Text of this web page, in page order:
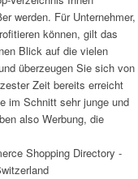
werden. Für Unternehmer,
können, gilt das
Blick auf die vielen
überzeugen Sie sich von
Zeit bereits erreicht
im Schnitt sehr junge und
also Werbung, die
Shopping Directory -